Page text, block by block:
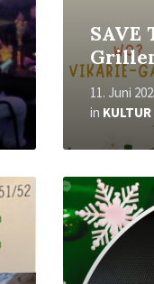
SAVE
11. Juni
in KULTUR
Mehr
erfahren